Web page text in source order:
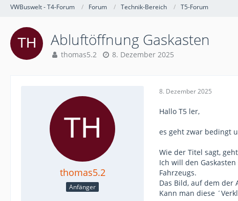
VWBuswelt - T4-Forum Forum Technik-Bereich T5-Forum
Abluftöffnung Gaskasten
thomas5.2 8. Dezember 2025
thomas5.2
Anfänger
8. Dezember 2025
Hallo T5 ler,
es geht zwar bedingt
Wie der Titel sagt,
Ich will den
Fahrzeugs.
Das Bild, auf dem der
Kann man diese